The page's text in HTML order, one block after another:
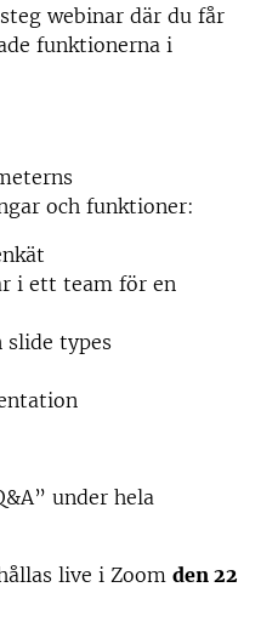
webinar där du får
funktionerna i
och funktioner:
i ett team för en
slide types
under hela
live i Zoom den 22